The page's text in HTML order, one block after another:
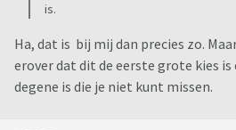
is.
Ha, dat is bij mij dan precies zo.
erover dat dit de eerste grote kies is
degene is die je niet kunt missen.